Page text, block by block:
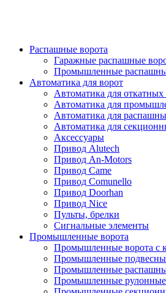
Распашные ворота
Гаражные распашные
Промышленные
Автоматика для ворот
Автоматика для откатных
Автоматика для
Автоматика для
Автоматика для
Аксессуары
Привод Alutech
Привод An-Motors
Привод Came
Привод Comunello
Привод Doorhan
Привод Nice
Пульты, брелки
Сигнальные элементы
Промышленные ворота
Промышленные ворота с
Промышленные
Промышленные
Промышленные рулонные